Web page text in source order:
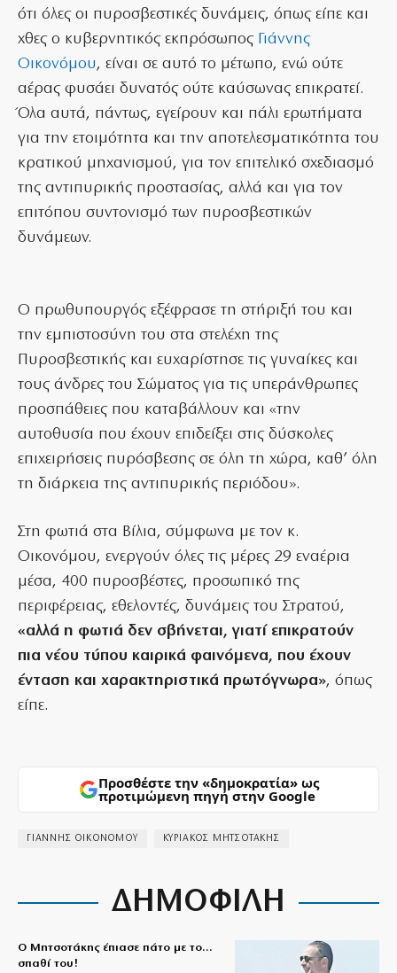
ότι όλες οι πυροσβεστικές δυνάμεις, όπως είπε και
χθες ο κυβερνητικός εκπρόσωπος Γιάννης
Οικονόμου, είναι σε αυτό το μέτωπο, ενώ ούτε
αέρας φυσάει δυνατός ούτε καύσωνας επικρατεί.
Όλα αυτά, πάντως, εγείρουν και πάλι ερωτήματα
για την ετοιμότητα και την αποτελεσματικότητα του
κρατικού μηχανισμού, για τον επιτελικό σχεδιασμό
της αντιπυρικής προστασίας, αλλά και για τον
επιτόπου συντονισμό των πυροσβεστικών
δυνάμεων.
Ο πρωθυπουργός εξέφρασε τη στήριξή του και
την εμπιστοσύνη του στα στελέχη της
Πυροσβεστικής και ευχαρίστησε τις γυναίκες και
τους άνδρες του Σώματος για τις υπεράνθρωπες
προσπάθειες που καταβάλλουν και «την
αυτοθυσία που έχουν επιδείξει στις δύσκολες
επιχειρήσεις πυρόσβεσης σε όλη τη χώρα, καθ’ όλη
τη διάρκεια της αντιπυρικής περιόδου».
Στη φωτιά στα Βίλια, σύμφωνα με τον κ.
Οικονόμου, ενεργούν όλες τις μέρες 29 εναέρια
μέσα, 400 πυροσβέστες, προσωπικό της
περιφέρειας, εθελοντές, δυνάμεις του Στρατού,
«αλλά η φωτιά δεν σβήνεται, γιατί επικρατούν
πια νέου τύπου καιρικά φαινόμενα, που έχουν
ένταση και χαρακτηριστικά πρωτόγνωρα», όπως
είπε.
Προσθέστε την «δημοκρατία» ως
προτιμώμενη πηγή στην Google
ΓΙΑΝΝΗΣ ΟΙΚΟΝΟΜΟΥ ΚΥΡΙΑΚΟΣ ΜΗΤΣΟΤΑΚΗΣ
ΔΗΜΟΦΙΛΗ
Ο Μητσοτάκης έπιασε πάτο με το…
σπαθί του!